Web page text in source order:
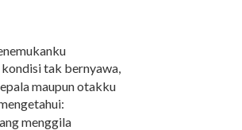
tak bernyawa,
maupun otakku
menggila